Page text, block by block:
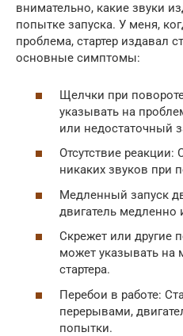
внимательно, какие звуки
попытке запуска. У меня,
проблема, стартер издавал
основные симптомы:
Щелчки при
указывать на
или недостаточный
Отсутствие реакции:
никаких звуков при
Медленный запуск
двигатель медленно
Скрежет или другие
может указывать на
стартера.
Перебои в работе:
перерывами,
попытки.